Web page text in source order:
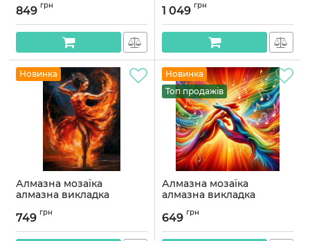
OG00762SB
Артикул:OG00762SB
849 грн
OG00755SB
Артикул:OG00755SB
1 049 грн
Новинка
Алмазна мозаїка
алмазна викладка
OG00745SB
Артикул:OG00745SB
749 грн
Новинка
Топ продажів
Алмазна мозаїка
алмазна викладка
OG00744SB
Артикул:OG00744SB
649 грн